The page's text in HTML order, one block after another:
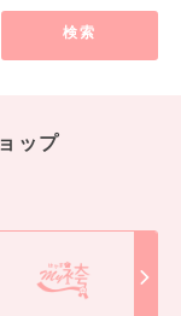
検索
ップ